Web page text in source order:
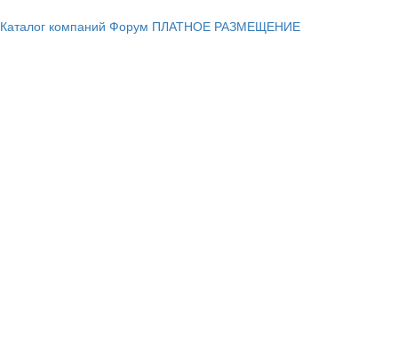
Каталог компаний Форум ПЛАТНОЕ РАЗМЕЩЕНИЕ